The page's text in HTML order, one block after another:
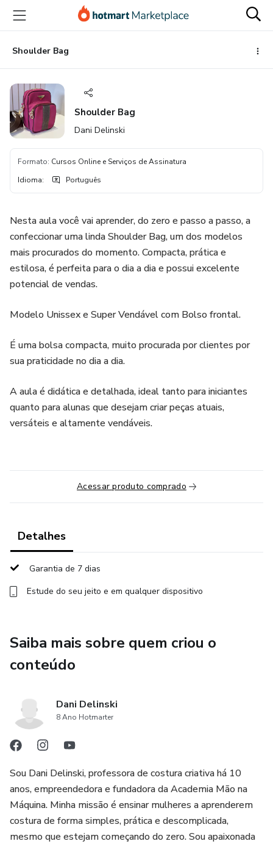
para
conteúdo
principal
para
pagamento
para
rodapéShoulder Bag
Shoulder Bag
Dani Delinski
Formato: Cursos Online e Serviços de Assinatura
Idioma: Português
Nesta aula você vai aprender, do zero e passo a passo, a
confeccionar uma linda Shoulder Bag, um dos modelos
mais procurados do momento. Compacta, prática e
estilosa, é perfeita para o dia a dia e possui excelente
potencial de vendas.
Modelo Unissex e Super Vendável com Bolso frontal.
É uma bolsa compacta, muito procurada por clientes por
sua praticidade no dia a dia.
A aula é didática e detalhada, ideal tanto para iniciantes
quanto para alunas que desejam criar peças atuais,
versáteis e altamente vendáveis.
Acessar produto comprado
Detalhes
Garantia de 7 dias
Estude do seu jeito e em qualquer dispositivo
Saiba mais sobre quem criou o
conteúdo
Dani Delinski
8 Ano Hotmarter
Sou Dani Delinski, professora de costura criativa há 10
anos, empreendedora e fundadora da Academia Mão na
Máquina. Minha missão é ensinar mulheres a aprenderem
costura de forma simples, prática e descomplicada,
mesmo que estejam começando do zero. Sou apaixonada